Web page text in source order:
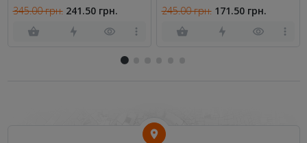
345.00 грн. 241.50 грн.
Black
245.00 грн. 171.50 грн.